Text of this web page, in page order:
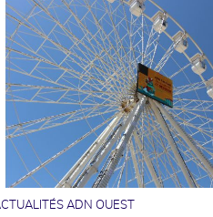
ADN OUEST